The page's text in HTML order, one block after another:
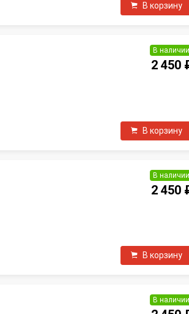
В корзину
В наличии
2 450
В корзину
В наличии
2 450
В корзину
В наличии